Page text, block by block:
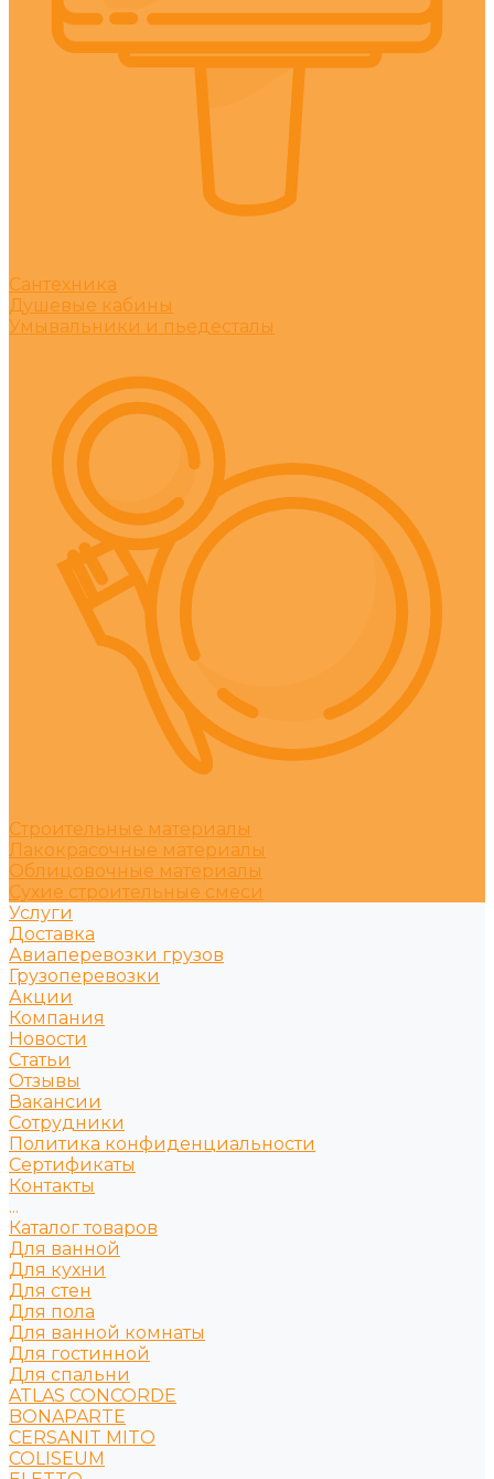
Сантехника
Душевые кабины
Умывальники и пьедесталы
Строительные материалы
Лакокрасочные материалы
Облицовочные материалы
Сухие строительные смеси
Услуги
Доставка
Авиаперевозки грузов
Грузоперевозки
Акции
Компания
Новости
Статьи
Отзывы
Вакансии
Сотрудники
Политика конфиденциальности
Сертификаты
Контакты
...
Каталог товаров
Для ванной
Для кухни
Для стен
Для пола
Для ванной комнаты
Для гостинной
Для спальни
ATLAS CONCORDE
BONAPARTE
CERSANIT MITO
COLISEUM